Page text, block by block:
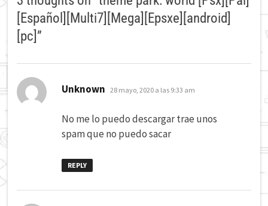
[Español][Multi7][Mega][Epsxe][android]
[pc] ”
Unknown dice:
28 mayo, 2020 a las 9:33 am
No me lo puedo descargar trae unos
spam que no puedo sacar
REPLY